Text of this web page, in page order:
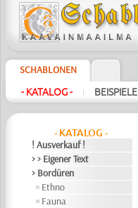
SCHABLONEN
- KATALOG - | BEISPIELE
- KATALOG -
! Ausverkauf !
> > Eigener Text
> Bordüren
Ethno
Fauna